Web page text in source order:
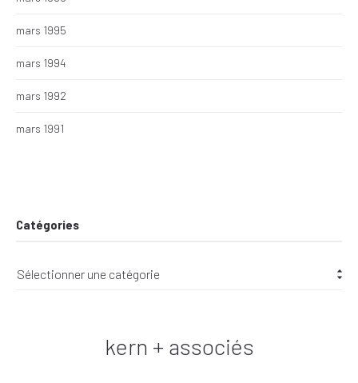
mars 1995
mars 1994
mars 1992
mars 1991
Catégories
kern + associés